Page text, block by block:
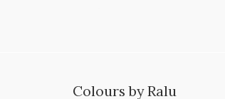
Colours by Ralu